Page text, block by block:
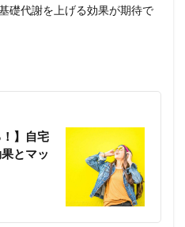
礎代謝を上げる効果が期待で
！】自宅
とマッ